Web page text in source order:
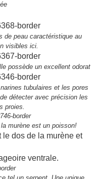
de peau caractéristique au
visibles ici.
possède un excellent odorat
tubulaires et les pores
détecter avec précision les
proies.
murène est un poisson!
le dos de la murène et
ventrale.